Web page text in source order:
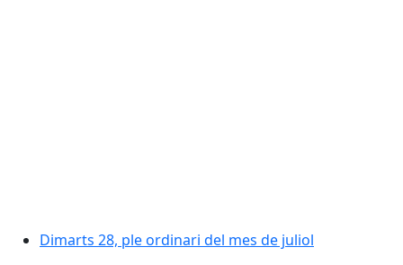
Dimarts 28, ple ordinari del mes de juliol